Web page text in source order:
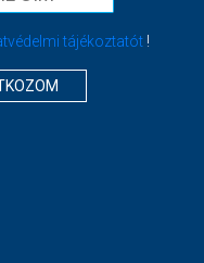
tájékoztatót !